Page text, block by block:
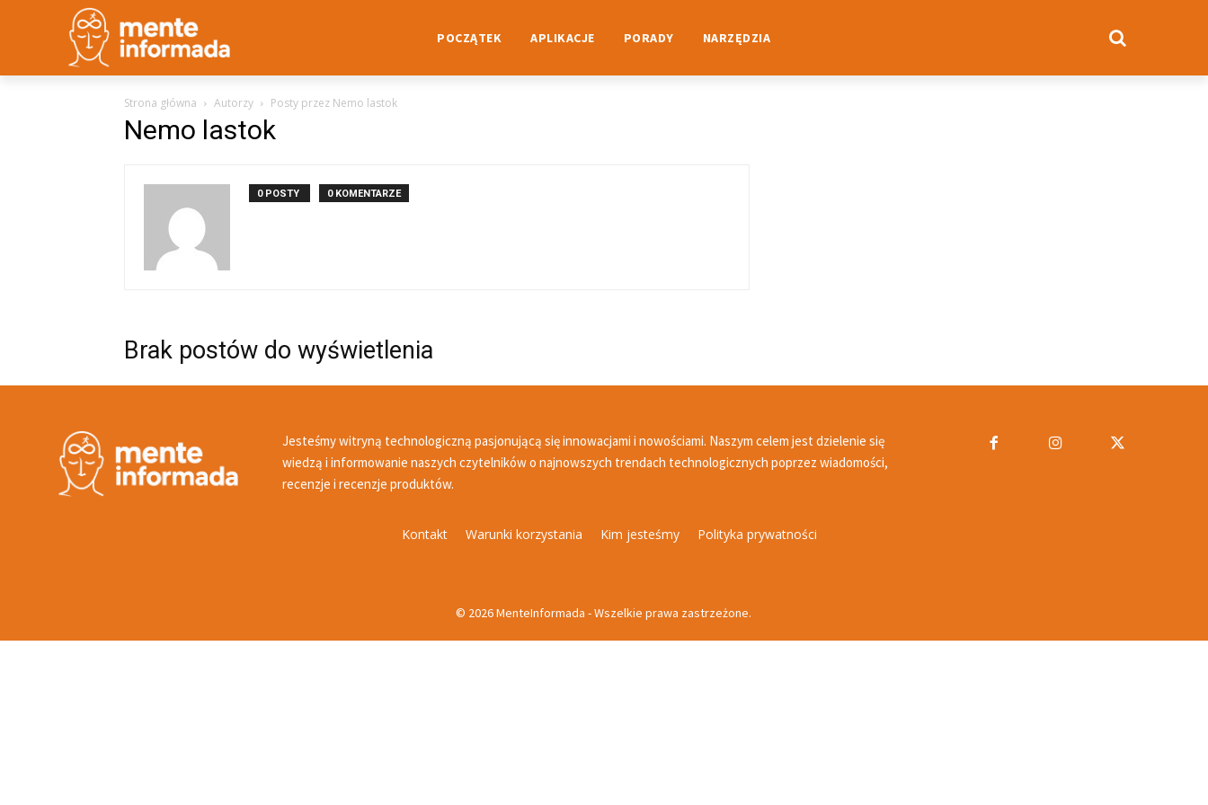
POCZĄTEK APLIKACJE PORADY NARZĘDZIA
Strona główna Autorzy Posty przez Nemo lastok
Nemo lastok
0 POSTY 0 KOMENTARZE
Brak postów do wyświetlenia
Jesteśmy witryną technologiczną pasjonującą się innowacjami i nowościami. Naszym celem jest dzielenie się
wiedzą i informowanie naszych czytelników o najnowszych trendach technologicznych poprzez wiadomości,
recenzje i recenzje produktów.
Kontakt Warunki korzystania Kim jesteśmy Polityka prywatności
© 2026 MenteInformada - Wszelkie prawa zastrzeżone.